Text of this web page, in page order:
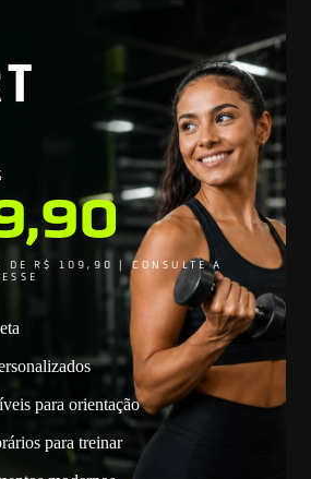
DE R$ 109,90 | CONSULTE A
para orientação
para treinar